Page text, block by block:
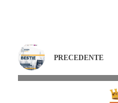
PRECEDENTE